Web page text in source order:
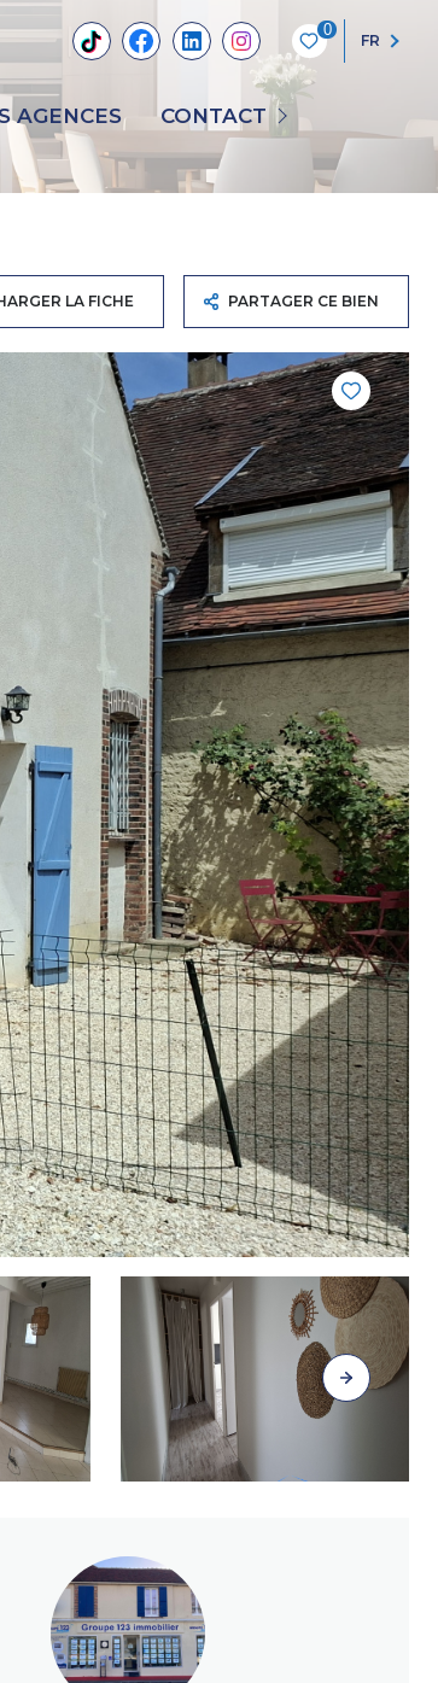
0
FR
AGENCES CONTACT
NOUS CONTACTER
RECRUTEMENT
LA FICHE PARTAGER CE BIEN